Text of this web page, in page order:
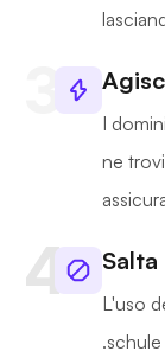
I
ne
L'uso